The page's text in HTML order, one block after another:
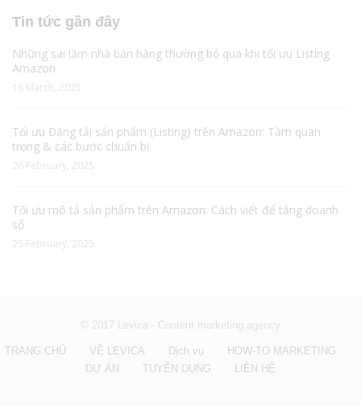
Tin tức gần đây
Những sai lầm nhà bán hàng thường bỏ qua khi tối ưu Listing
Amazon
18 March, 2025
Tối ưu Đăng tải sản phẩm (Listing) trên Amazon: Tầm quan
trọng & các bước chuẩn bị
26 February, 2025
Tối ưu mô tả sản phẩm trên Amazon: Cách viết để tăng doanh
số
25 February, 2025
© 2017 Levica - Content marketing agency
TRANG CHỦ VỀ LEVICA Dịch vụ
HOW-TO MARKETING
DỰ ÁN
TUYỂN DỤNG LIÊN HỆ